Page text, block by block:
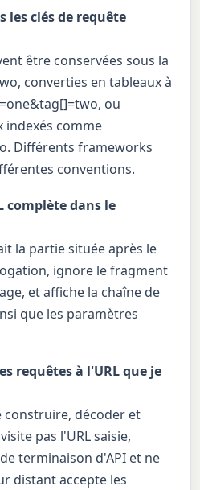
les clés de requête
être conservées sous la
converties en tableaux à
ou
indexés comme
Différents frameworks
conventions.
complète dans le
la partie située après le
ignore le fragment
et affiche la chaîne de
que les paramètres
requêtes à l'URL que je
construire, décoder et
pas l'URL saisie,
terminaison d'API et ne
distant accepte les